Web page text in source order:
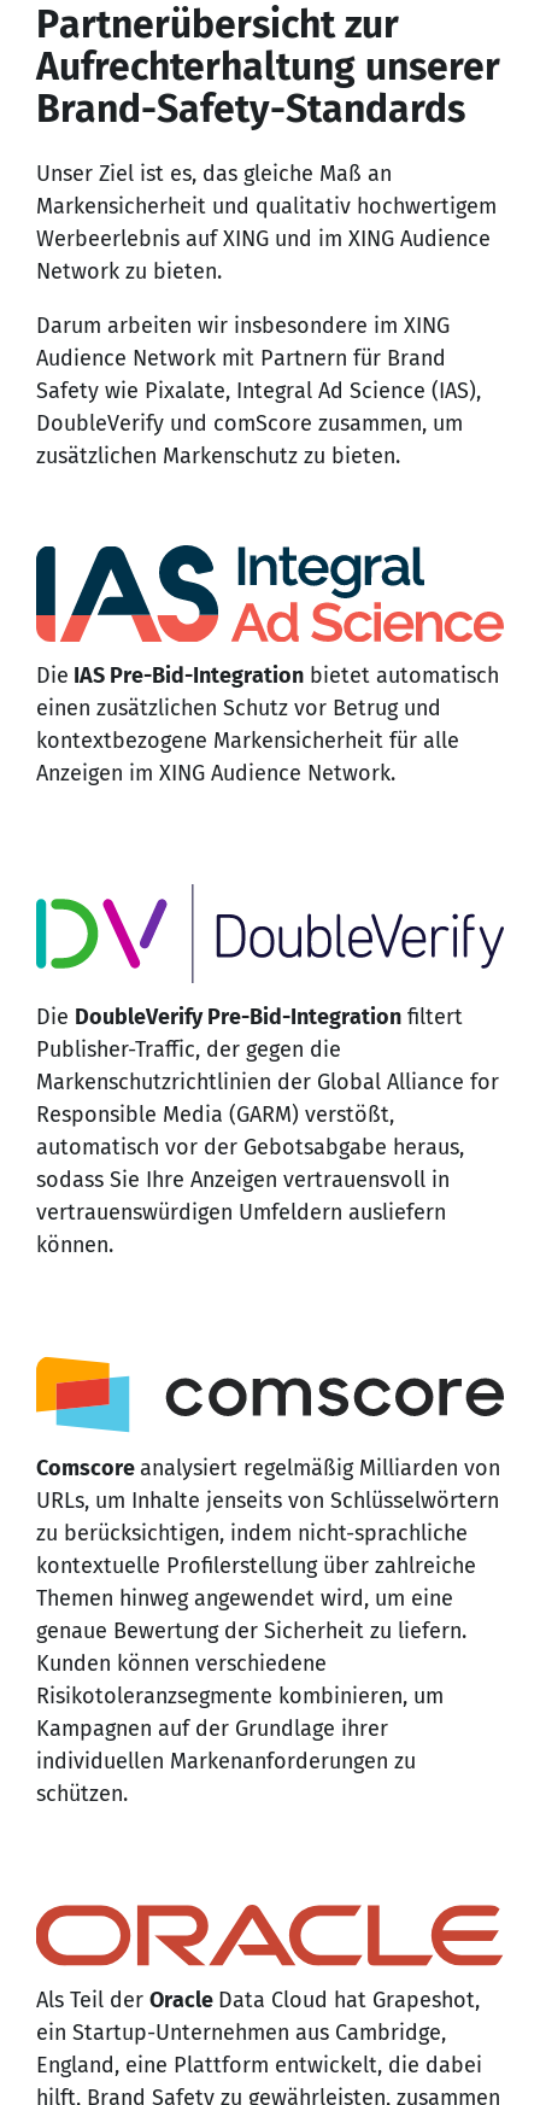
Partnerübersicht zur
Aufrechterhaltung unserer
Brand-Safety-Standards
Unser Ziel ist es, das gleiche Maß an
Markensicherheit und qualitativ hochwertigem
Werbeerlebnis auf XING und im XING Audience
Network zu bieten.
Darum arbeiten wir insbesondere im XING
Audience Network mit Partnern für Brand
Safety wie Pixalate, Integral Ad Science (IAS),
DoubleVerify und comScore zusammen, um
zusätzlichen Markenschutz zu bieten.
Die IAS Pre-Bid-Integration bietet automatisch
einen zusätzlichen Schutz vor Betrug und
kontextbezogene Markensicherheit für alle
Anzeigen im XING Audience Network.
Die DoubleVerify Pre-Bid-Integration filtert
Publisher-Traffic, der gegen die
Markenschutzrichtlinien der Global Alliance for
Responsible Media (GARM) verstößt,
automatisch vor der Gebotsabgabe heraus,
sodass Sie Ihre Anzeigen vertrauensvoll in
vertrauenswürdigen Umfeldern ausliefern
können.
Comscore analysiert regelmäßig Milliarden von
URLs, um Inhalte jenseits von Schlüsselwörtern
zu berücksichtigen, indem nicht-sprachliche
kontextuelle Profilerstellung über zahlreiche
Themen hinweg angewendet wird, um eine
genaue Bewertung der Sicherheit zu liefern.
Kunden können verschiedene
Risikotoleranzsegmente kombinieren, um
Kampagnen auf der Grundlage ihrer
individuellen Markenanforderungen zu
schützen.
Als Teil der Oracle Data Cloud hat Grapeshot,
ein Startup-Unternehmen aus Cambridge,
England, eine Plattform entwickelt, die dabei
hilft, Brand Safety zu gewährleisten, zusammen